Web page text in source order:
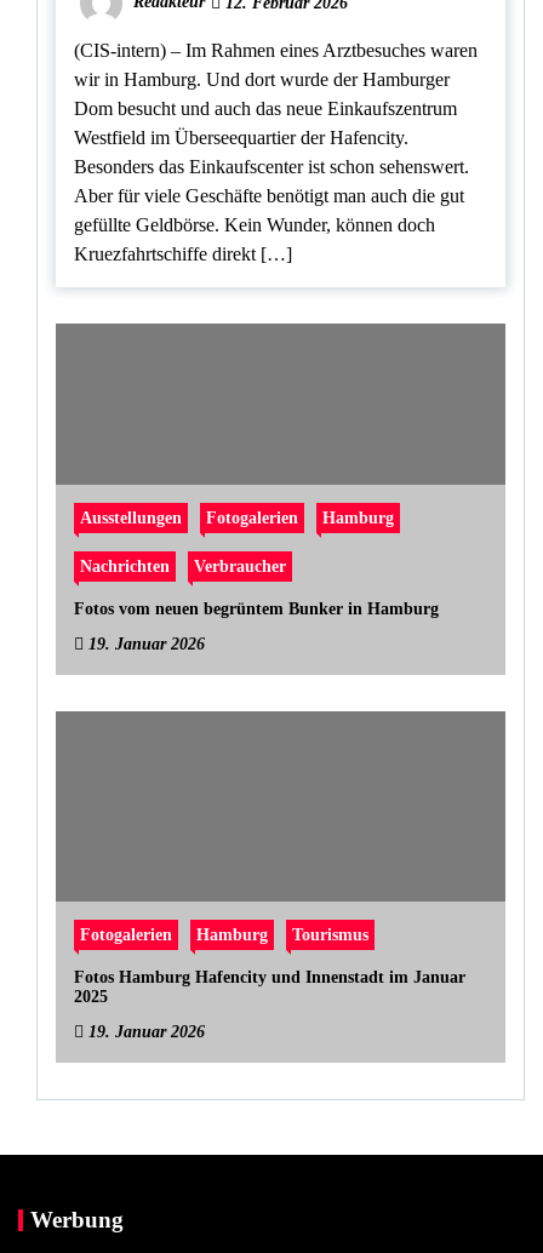
(CIS-intern) – Im Rahmen eines Arztbesuches waren
wir in Hamburg. Und dort wurde der Hamburger
Dom besucht und auch das neue Einkaufszentrum
Westfield im Überseequartier der Hafencity.
Besonders das Einkaufscenter ist schon sehenswert.
Aber für viele Geschäfte benötigt man auch die gut
gefüllte Geldbörse. Kein Wunder, können doch
Kruezfahrtschiffe direkt […]
Ausstellungen Fotogalerien Hamburg
Nachrichten Verbraucher
Fotos vom neuen begrüntem Bunker in Hamburg
19. Januar 2026
Fotogalerien Hamburg Tourismus
Fotos Hamburg Hafencity und Innenstadt im Januar
2025
19. Januar 2026
Werbung